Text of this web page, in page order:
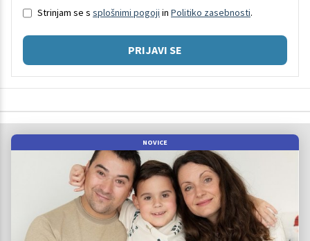
Strinjam se s splošnimi pogoji in Politiko zasebnosti.
PRIJAVI SE
NOVICE